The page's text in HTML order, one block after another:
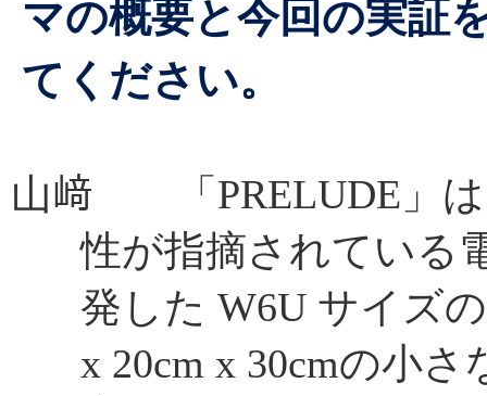
マの概要と今回の実証
てください。
山﨑 「PRELUDE」は
性が指摘されている
発した W6U サイズ
x 20cm x 30cmの小